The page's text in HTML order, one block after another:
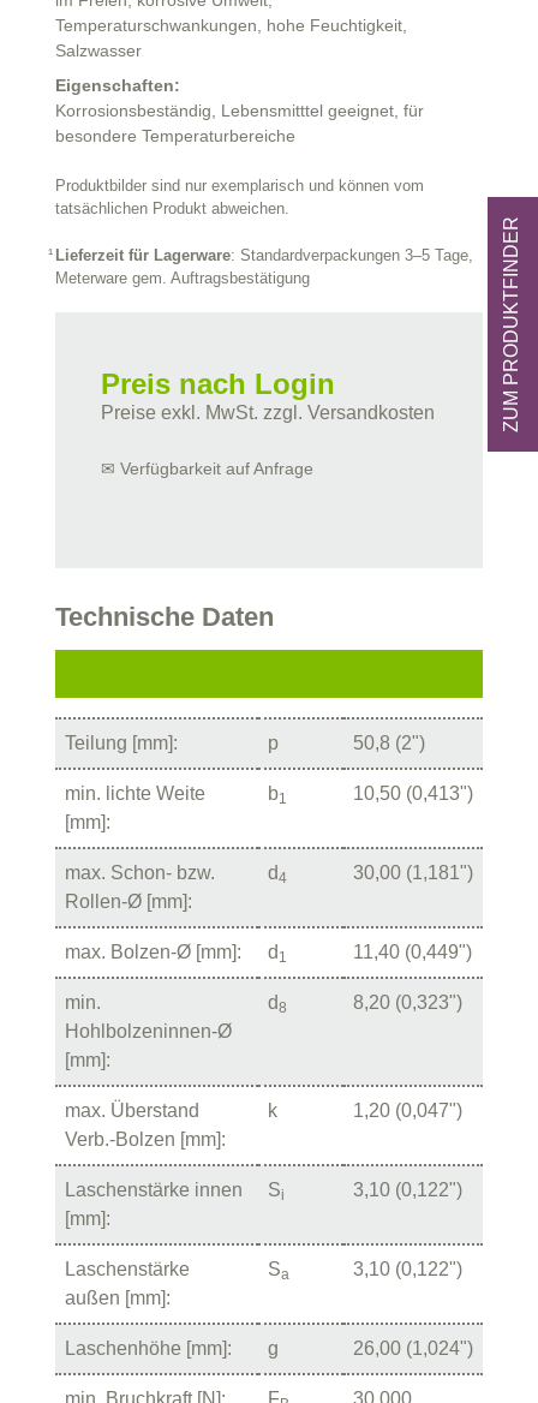
Temperaturschwankungen, hohe Feuchtigkeit,
Salzwasser
Eigenschaften:
Korrosionsbeständig, Lebensmitttel geeignet, für
besondere Temperaturbereiche
Produktbilder sind nur exemplarisch und können vom
tatsächlichen Produkt abweichen.
Lieferzeit für Lagerware: Standardverpackungen 3–5 Tage,
Meterware gem. Auftragsbestätigung
Preis nach Login
Preise exkl. MwSt. zzgl. Versandkosten
✉ Verfügbarkeit auf Anfrage
Technische Daten
Teilung [mm]: p 50,8 (2")
min. lichte Weite
[mm]:
b1 10,50 (0,413")
max. Schon- bzw.
Rollen-Ø [mm]:
d4 30,00 (1,181")
max. Bolzen-Ø [mm]: d 1 11,40 (0,449")
min.
Hohlbolzeninnen-Ø
[mm]:
d8 8,20 (0,323")
max. Überstand
Verb.-Bolzen [mm]:
k 1,20 (0,047")
Laschenstärke innen
[mm]:
Si 3,10 (0,122")
Laschenstärke
außen [mm]:
Sa 3,10 (0,122")
Laschenhöhe [mm]: g 26,00 (1,024")
min. Bruchkraft [N]: F 30.000
ZUM PRODUKTFINDER